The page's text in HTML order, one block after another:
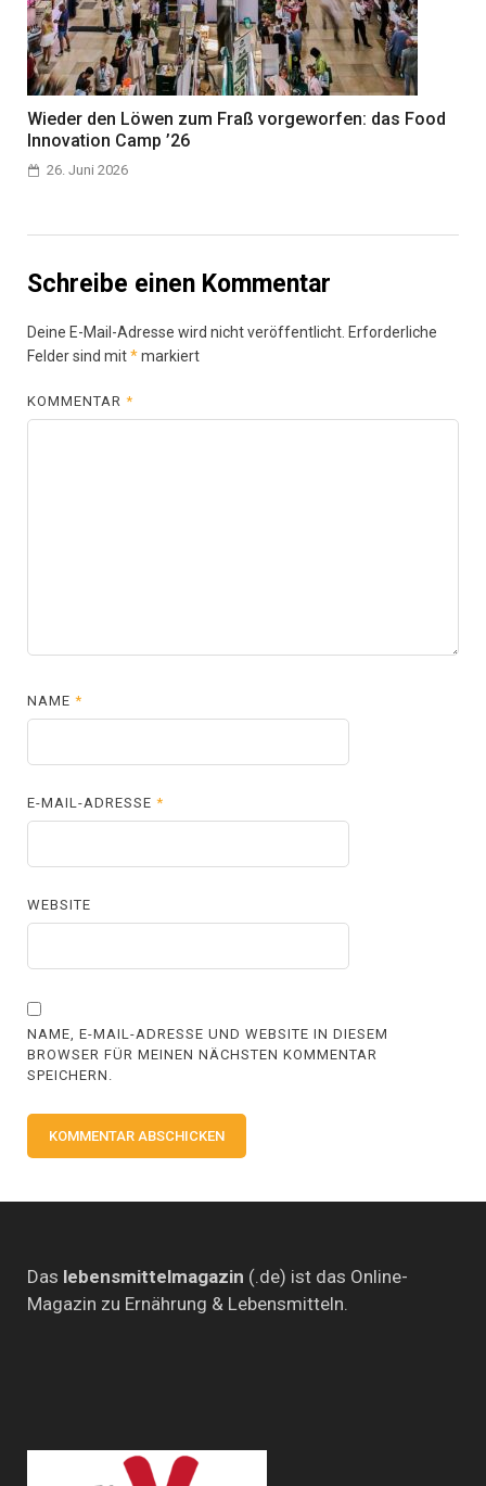
Wieder den Löwen zum Fraß vorgeworfen: das Food
Innovation Camp ’26
26. Juni 2026
Schreibe einen Kommentar
Deine E-Mail-Adresse wird nicht veröffentlicht. Erforderliche
Felder sind mit*markiert
KOMMENTAR*
NAME*
E-MAIL-ADRESSE*
WEBSITE
NAME, E-MAIL-ADRESSE UND WEBSITE IN DIESEM
BROWSER FÜR MEINEN NÄCHSTEN KOMMENTAR
SPEICHERN.
Das lebensmittelmagazin (.de) ist das Online-
Magazin zu Ernährung & Lebensmitteln.